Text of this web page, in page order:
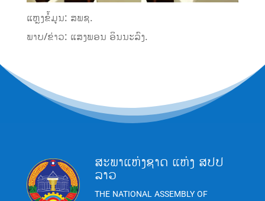
ແຫຼງຂໍ້ມູນ: ສພຊ.
ພາບ/ຂ່າວ: ແສງພອນ ອິນນະລົງ.
ສະພາແຫ່ງຊາດ ແຫ່ງ ສປປ
ລາວ
THE NATIONAL ASSEMBLY OF